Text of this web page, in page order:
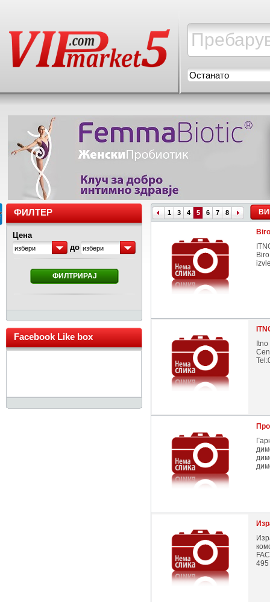
Останато
ФИЛТЕР
Цена
избери до избери
ФИЛТРИРАЈ
Facebook Like box
1 3 4 5 6 7 8